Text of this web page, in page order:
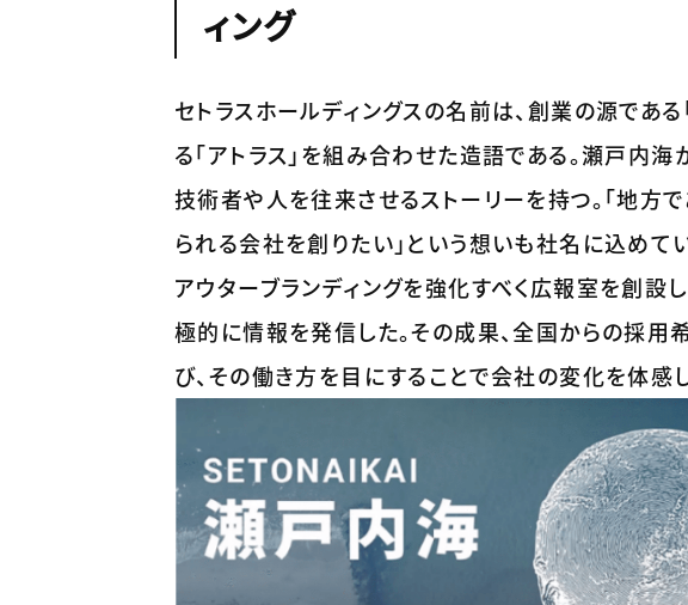
ィング
セトラスホールディングスの名前は、創業の源であ
る「アトラス」を組み合わせた造語である。瀬戸内
技術者や人を往来させるストーリーを持つ。「地方
られる会社を創りたい」という想いも社名に込めてい
アウターブランディングを強化すべく広報室を創
極的に情報を発信した。その成果、全国からの採用
び、その働き方を目にすることで会社の変化を体